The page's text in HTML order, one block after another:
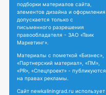
подборки материалов сайта,
элементов дизайна и оформления
допускается только с
письменного разрешения
правообладателя - ЗАО «Твик
Маркетинг».
Материалы с пометкой «Бизнес»,
«Партнерский материал», «ПМ»,
«PR», «Спецпроект» - публикуются
на правах рекламы.
Сайт newkaliningrad.ru использует